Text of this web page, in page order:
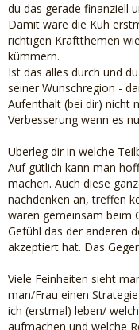
du das gerade finanziell
Damit wäre die Kuh
richtigen Kraftthemen
kümmern.
Ist das alles durch und
seiner Wunschregion -
Aufenthalt (bei dir) nicht
Verbesserung wenn es
Überleg dir in welche
Auf gütlich kann man
machen. Auch diese
nachdenken an, treffen
waren gemeinsam beim
Gefühl das der anderen
akzeptiert hat. Das
Viele Feinheiten sieht
man/Frau einen
ich (erstmal) leben/
aufmachen und welche